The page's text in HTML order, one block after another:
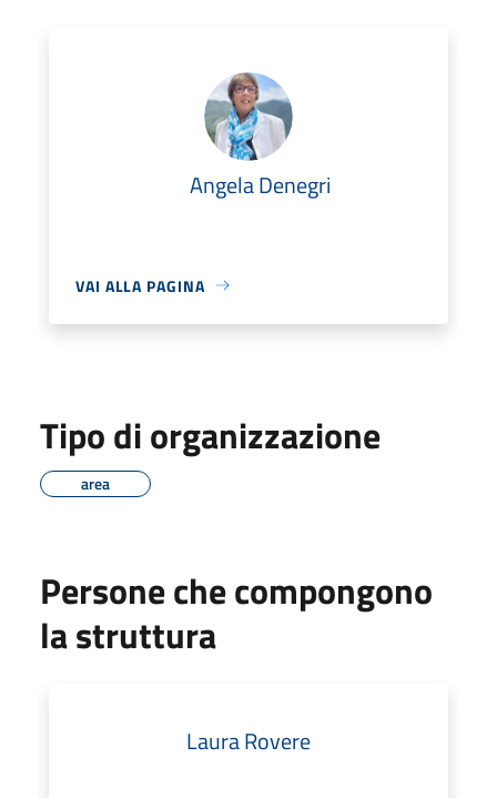
Angela Denegri
VAI ALLA PAGINA
Tipo di organizzazione
area
Persone che compongono
la struttura
Laura Rovere